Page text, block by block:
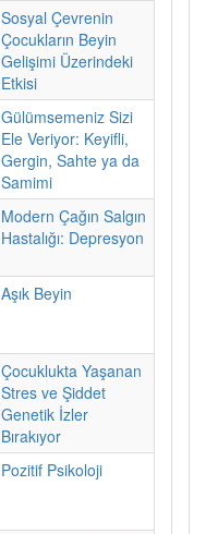
Sosyal Çevrenin
Çocukların Beyin
Gelişimi Üzerindeki
Etkisi
Gülümsemeniz Sizi
Ele Veriyor: Keyifli,
Gergin, Sahte ya da
Samimi
Modern Çağın Salgın
Hastalığı: Depresyon
Aşık Beyin
Çocuklukta Yaşanan
Stres ve Şiddet
Genetik İzler
Bırakıyor
Pozitif Psikoloji